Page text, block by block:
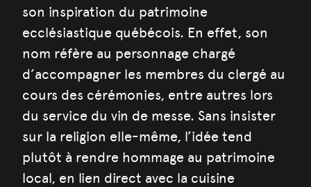
son inspiration du patrimoine
ecclésiastique québécois. En effet, son
nom réfère au personnage chargé
d’accompagner les membres du clergé au
cours des cérémonies, entre autres lors
du service du vin de messe. Sans insister
sur la religion elle-même, l’idée tend
plutôt à rendre hommage au patrimoine
local, en lien direct avec la cuisine